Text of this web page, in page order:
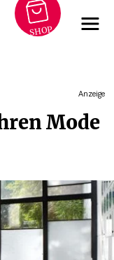
SHOP
Anzeige
Mode